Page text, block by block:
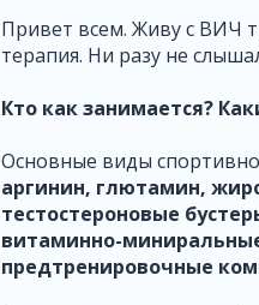
Привет всем. Живу с ВИЧ
терапия. Ни разу не
Кто как занимается?
Основные виды
аргинин, глютамин,
тестостероновые
витаминно-
предтренировочные